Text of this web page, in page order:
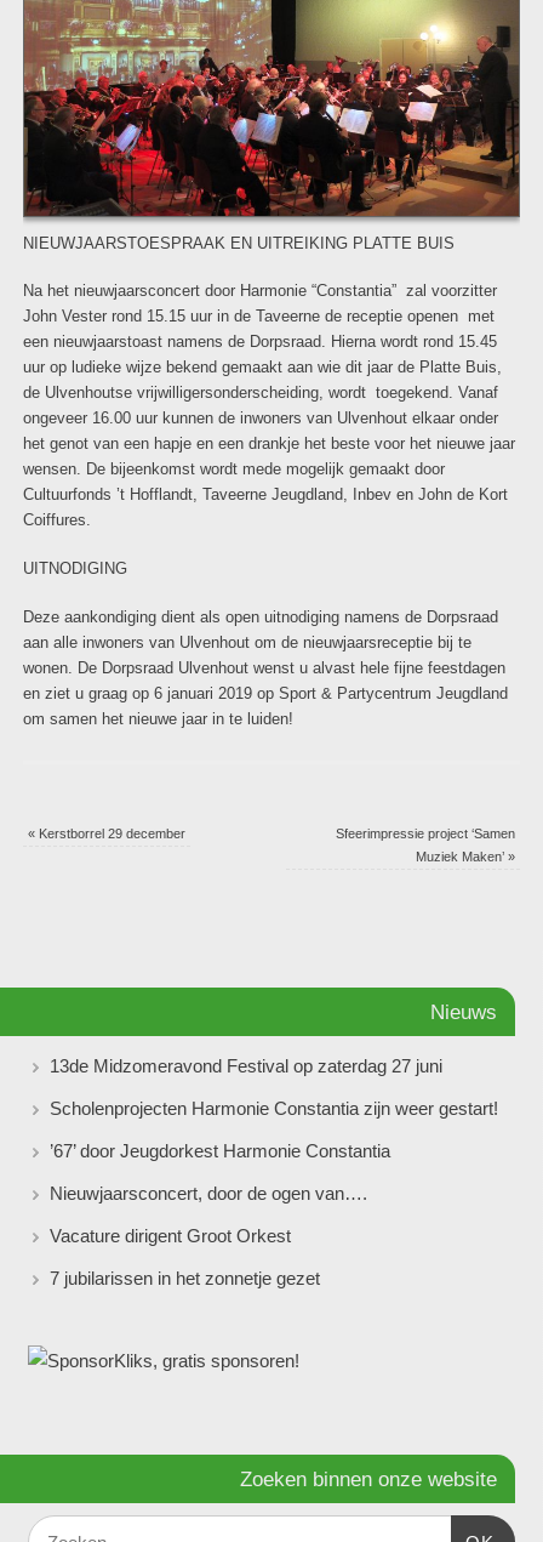
NIEUWJAARSTOESPRAAK EN UITREIKING PLATTE BUIS
Na het nieuwjaarsconcert door Harmonie “Constantia” zal voorzitter
John Vester rond 15.15 uur in de Taveerne de receptie openen met
een nieuwjaarstoast namens de Dorpsraad. Hierna wordt rond 15.45
uur op ludieke wijze bekend gemaakt aan wie dit jaar de Platte Buis,
de Ulvenhoutse vrijwilligersonderscheiding, wordt toegekend. Vanaf
ongeveer 16.00 uur kunnen de inwoners van Ulvenhout elkaar onder
het genot van een hapje en een drankje het beste voor het nieuwe jaar
wensen. De bijeenkomst wordt mede mogelijk gemaakt door
Cultuurfonds ’t Hofflandt, Taveerne Jeugdland, Inbev en John de Kort
Coiffures.
UITNODIGING
Deze aankondiging dient als open uitnodiging namens de Dorpsraad
aan alle inwoners van Ulvenhout om de nieuwjaarsreceptie bij te
wonen. De Dorpsraad Ulvenhout wenst u alvast hele fijne feestdagen
en ziet u graag op 6 januari 2019 op Sport & Partycentrum Jeugdland
om samen het nieuwe jaar in te luiden!
«Kerstborrel 29 december
Sfeerimpressie project ‘Samen
Muziek Maken’»
Nieuws
13de Midzomeravond Festival op zaterdag 27 juni
Scholenprojecten Harmonie Constantia zijn weer gestart!
’67’ door Jeugdorkest Harmonie Constantia
Nieuwjaarsconcert, door de ogen van….
Vacature dirigent Groot Orkest
7 jubilarissen in het zonnetje gezet
Zoeken binnen onze website